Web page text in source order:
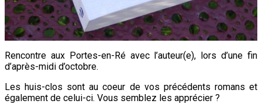
Rencontre aux Portes-en-Ré avec l’auteur(e), lors d’une fin
d’après-midi d’octobre.
Les huis-clos sont au coeur de vos précédents romans et
également de celui-ci. Vous semblez les apprécier ?